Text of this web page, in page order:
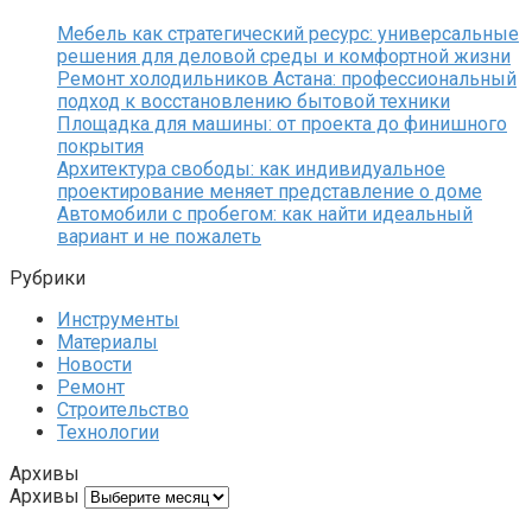
Мебель как стратегический ресурс: универсальные
решения для деловой среды и комфортной жизни
Ремонт холодильников Астана: профессиональный
подход к восстановлению бытовой техники
Площадка для машины: от проекта до финишного
покрытия
Архитектура свободы: как индивидуальное
проектирование меняет представление о доме
Автомобили с пробегом: как найти идеальный
вариант и не пожалеть
Рубрики
Инструменты
Материалы
Новости
Ремонт
Строительство
Технологии
Архивы
Архивы